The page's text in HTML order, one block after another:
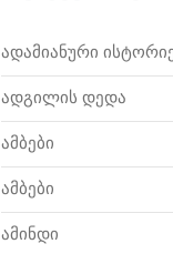
ადამიანური
ადგილის დედა
ამბები
ამბები
ამინდი